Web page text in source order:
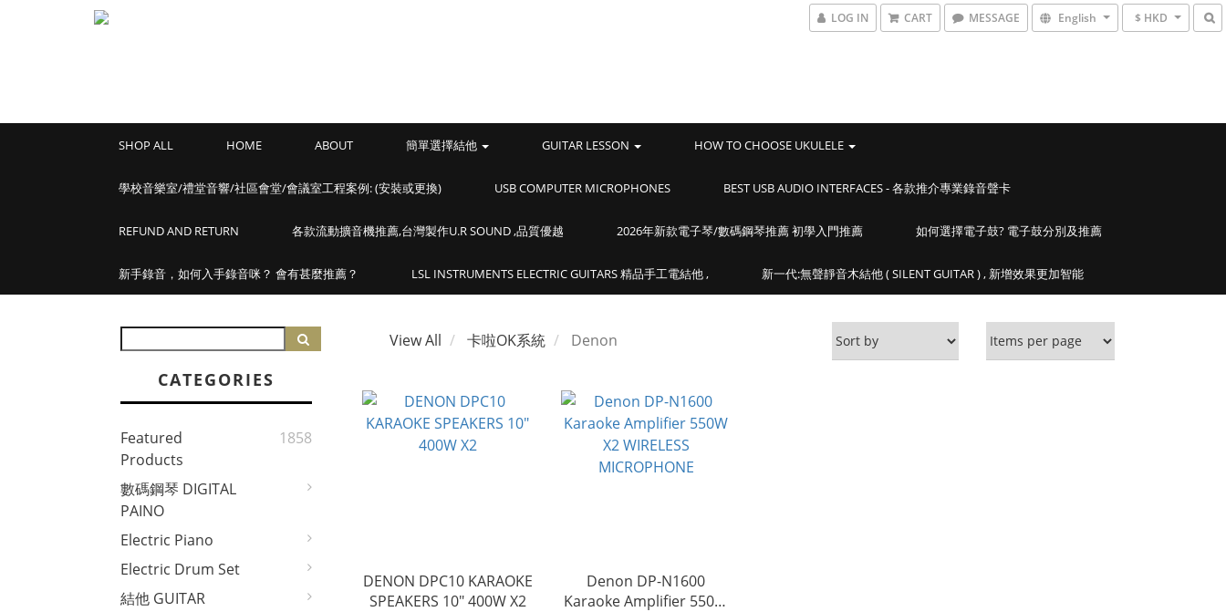
LOG IN CART MESSAGE English $ HKD
SHOP ALL HOME ABOUT 簡單選擇結他 GUITAR LESSON HOW TO CHOOSE UKULELE
學校音樂室/禮堂音響/社區會堂/會議室工程案例: (安裝或更換) USB COMPUTER MICROPHONES BEST USB AUDIO INTERFACES - 各款推介專業錄音聲卡
REFUND AND RETURN 各款流動擴音機推薦,台灣製作U.R SOUND ,品質優越 2026年新款電子琴/數碼鋼琴推薦 初學入門推薦 如何選擇電子鼓? 電子鼓分別及推薦
新手錄音，如何入手錄音咪？ 會有甚麼推薦？ LSL INSTRUMENTS ELECTRIC GUITARS 精品手工電結他 , 新一代:無聲靜音木結他 ( SILENT GUITAR ) , 新增效果更加智能
CATEGORIES
Featured
Products
1858
數碼鋼琴 DIGITAL
PAINO
Electric Piano
Electric Drum Set
結他 GUITAR
View All 卡啦OK系統 Denon
DENON DPC10 KARAOKE
SPEAKERS 10" 400W X2
Denon DP-N1600
Karaoke Amplifier 550W